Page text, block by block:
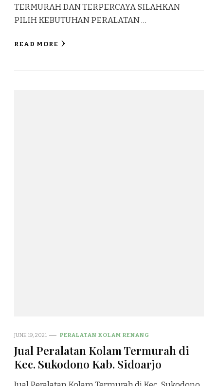
TERMURAH DAN TERPERCAYA SILAHKAN
PILIH KEBUTUHAN PERALATAN …
READ MORE
JUNE 19, 2021 PERALATAN KOLAM RENANG
Jual Peralatan Kolam Termurah di
Kec. Sukodono Kab. Sidoarjo